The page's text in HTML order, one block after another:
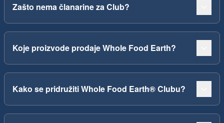
Zašto nema članarine za Club?
Koje proizvode prodaje Whole Food Earth?
Kako se pridružiti Whole Food Earth® Clubu?